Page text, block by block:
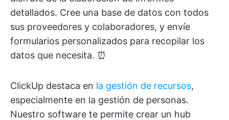
detallados. Cree una base de datos con todos
sus proveedores y colaboradores, y envíe
formularios personalizados para recopilar los
datos que necesita. ⏰
ClickUp destaca en la gestión de recursos,
especialmente en la gestión de personas.
Nuestro software te permite crear un hub